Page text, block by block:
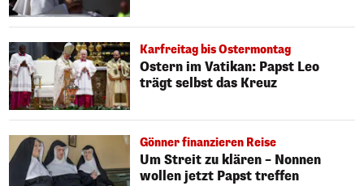
Karfreitag bis Ostermontag
Ostern im Vatikan: Papst Leo
trägt selbst das Kreuz
Gönner finanzieren Reise
Um Streit zu klären – Nonnen
wollen jetzt Papst treffen